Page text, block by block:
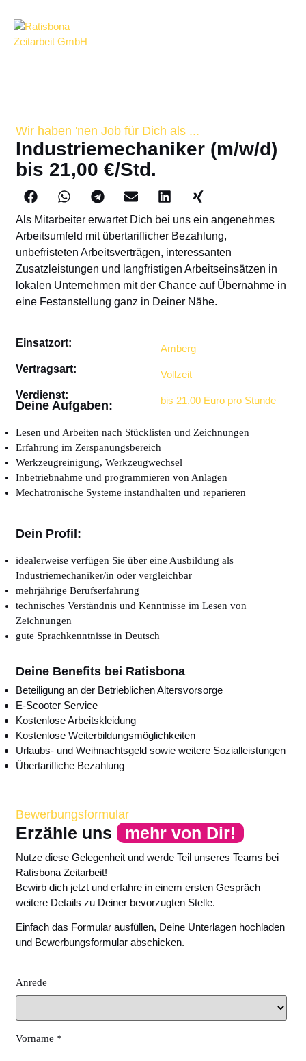
Wir haben 'nen Job für Dich als ...
Industriemechaniker (m/w/d)
bis 21,00 €/Std.
Als Mitarbeiter erwartet Dich bei uns ein angenehmes
Arbeitsumfeld mit übertariflicher Bezahlung,
unbefristeten Arbeitsverträgen, interessanten
Zusatzleistungen und langfristigen Arbeitseinsätzen in
lokalen Unternehmen mit der Chance auf Übernahme in
eine Festanstellung ganz in Deiner Nähe.
Einsatzort:
Amberg
Vertragsart:
Vollzeit
Verdienst:
bis 21,00 Euro pro Stunde
Deine Aufgaben:
Lesen und Arbeiten nach Stücklisten und Zeichnungen
Erfahrung im Zerspanungsbereich
Werkzeugreinigung, Werkzeugwechsel
Inbetriebnahme und programmieren von Anlagen
Mechatronische Systeme instandhalten und reparieren
Dein Profil:
idealerweise verfügen Sie über eine Ausbildung als
Industriemechaniker/in oder vergleichbar
mehrjährige Berufserfahrung
technisches Verständnis und Kenntnisse im Lesen von
Zeichnungen
gute Sprachkenntnisse in Deutsch
Deine Benefits bei Ratisbona
Beteiligung an der Betrieblichen Altersvorsorge
E-Scooter Service
Kostenlose Arbeitskleidung
Kostenlose Weiterbildungsmöglichkeiten
Urlaubs- und Weihnachtsgeld sowie weitere Sozialleistungen
Übertarifliche Bezahlung
Bewerbungsformular
Erzähle uns mehr von Dir!
Nutze diese Gelegenheit und werde Teil unseres Teams bei
Ratisbona Zeitarbeit!
Bewirb dich jetzt und erfahre in einem ersten Gespräch
weitere Details zu Deiner bevorzugten Stelle.
Einfach das Formular ausfüllen, Deine Unterlagen hochladen
und Bewerbungsformular abschicken.
Anrede
Vorname *